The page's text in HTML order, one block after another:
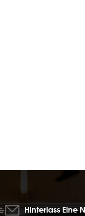
Hinterlass Eine